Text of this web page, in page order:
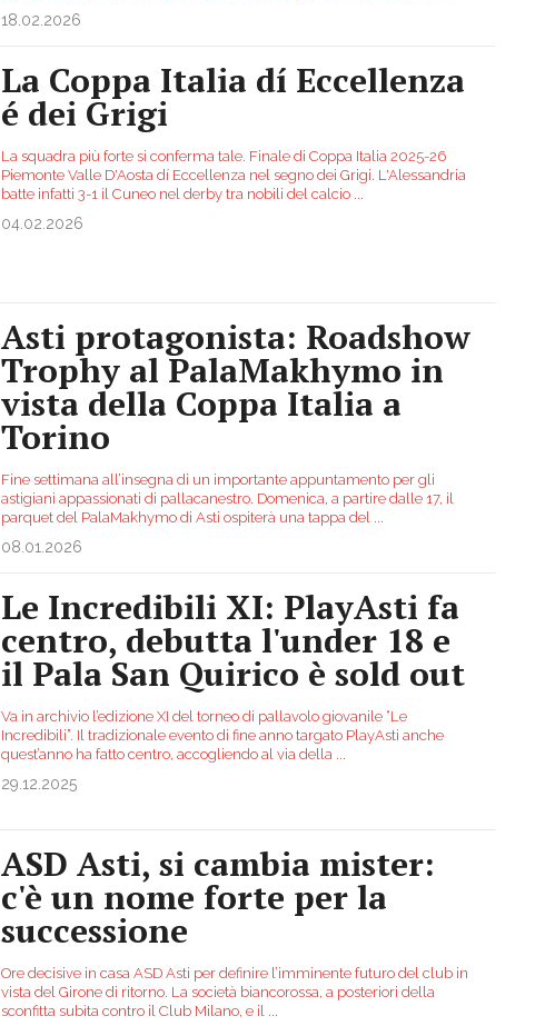
18.02.2026
La Coppa Italia dí Eccellenza
é dei Grigi
La squadra più forte si conferma tale. Finale di Coppa Italia 2025-26
Piemonte Valle D'Aosta dí Eccellenza nel segno dei Grigi. L'Alessandria
batte infatti 3-1 il Cuneo nel derby tra nobili del calcio
04.02.2026
Asti protagonista: Roadshow
Trophy al PalaMakhymo in
vista della Coppa Italia a
Torino
Fine settimana all’insegna di un importante appuntamento per gli
astigiani appassionati di pallacanestro. Domenica, a partire dalle 17, il
parquet del PalaMakhymo di Asti ospiterà una tappa del
08.01.2026
Le Incredibili XI: PlayAsti fa
centro, debutta l'under 18 e
il Pala San Quirico è sold out
Va in archivio l’edizione XI del torneo di pallavolo giovanile “Le
Incredibili”. Il tradizionale evento di fine anno targato PlayAsti anche
quest’anno ha fatto centro, accogliendo al via della
29.12.2025
ASD Asti, si cambia mister:
c'è un nome forte per la
successione
Ore decisive in casa ASD Asti per definire l’imminente futuro del club in
vista del Girone di ritorno. La società biancorossa, a posteriori della
sconfitta subìta contro il Club Milano, e il